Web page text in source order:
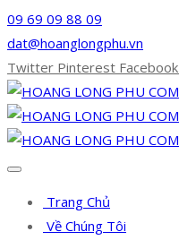
09 69 09 88 09
dat@hoanglongphu.vn
Twitter Pinterest Facebook
Trang Chủ
Về Chúng Tôi